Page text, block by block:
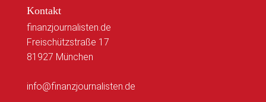
Kontakt
finanzjournalisten.de
Freischützstraße 17
81927 München
info@finanzjournalisten.de